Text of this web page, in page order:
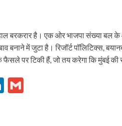
बरकरार है। एक ओर भाजपा संख्या बल के
बनाने में जुटा है। रिजॉर्ट पॉलिटिक्स,
पर टिकी हैं, जो तय करेगा कि मुंबई की
Li